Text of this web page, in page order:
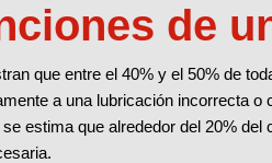
de
que entre el 40% y el 50% de
a una lubricación incorrecta o
estima que alrededor del 20%